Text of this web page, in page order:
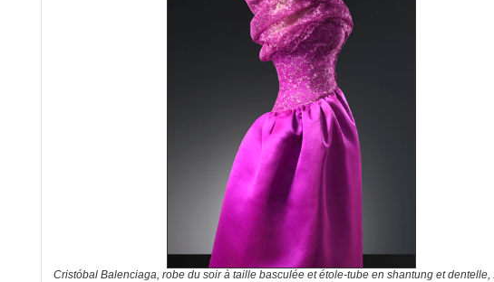
Cristóbal Balenciaga, robe du soir à taille basculée et étole-tube en shantung et